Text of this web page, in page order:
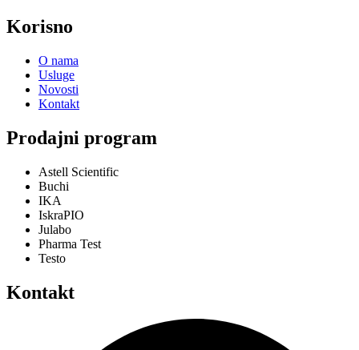
Korisno
O nama
Usluge
Novosti
Kontakt
Prodajni program
Astell Scientific
Buchi
IKA
IskraPIO
Julabo
Pharma Test
Testo
Kontakt